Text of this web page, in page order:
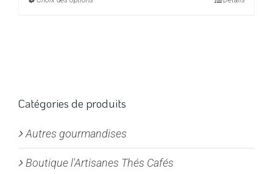
options
être
choisies
sur
Catégories de produits
Autres gourmandises
Boutique l'Artisanes Thés Cafés